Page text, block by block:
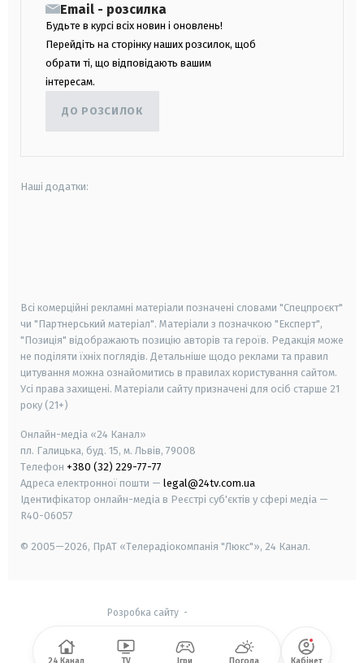
Email - розсилка
Будьте в курсі всіх новин і оновлень!
Перейдіть на сторінку наших розсилок, щоб
обрати ті, що відповідають вашим
інтересам.
ДО РОЗСИЛОК
Наші додатки:
Всі комерційні рекламні матеріали позначені словами "Спецпроєкт"
чи "Партнерський матеріал". Матеріали з позначкою "Експерт",
"Позиція" відображають позицію авторів та героїв. Редакція може
не поділяти їхніх поглядів. Детальніше щодо реклами та правил
цитування можна ознайомитись в правилах користування сайтом.
Усі права захищені. Матеріали сайту призначені для осіб старше 21
року (21+)
Онлайн-медіа «24 Канал»
пл. Галицька, буд. 15, м. Львів, 79008
Телефон +380 (32) 229-77-77
Адреса електронної пошти — legal@24tv.com.ua
Ідентифікатор онлайн-медіа в Реєстрі суб'єктів у сфері медіа —
R40-06057
© 2005—2026, ПрАТ «Телерадіокомпанія "Люкс"», 24 Канал.
Розробка сайту-
24 Канал TV Ігри Погода Кабінет